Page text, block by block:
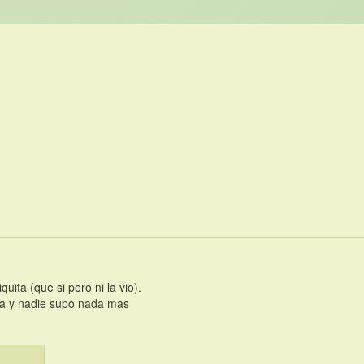
(que si pero ni la vio).
y nadie supo nada mas